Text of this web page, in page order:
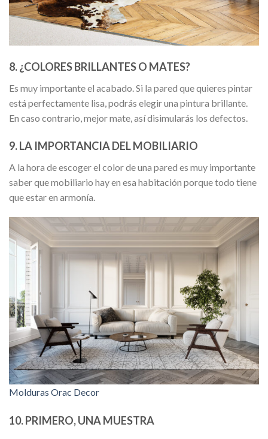
8. ¿COLORES BRILLANTES O MATES?
Es muy importante el acabado. Si la pared que quieres pintar
está perfectamente lisa, podrás elegir una pintura brillante.
En caso contrario, mejor mate, así disimularás los defectos.
9. LA IMPORTANCIA DEL MOBILIARIO
A la hora de escoger el color de una pared es muy importante
saber que mobiliario hay en esa habitación porque todo tiene
que estar en armonía.
Molduras Orac Decor
10. PRIMERO, UNA MUESTRA